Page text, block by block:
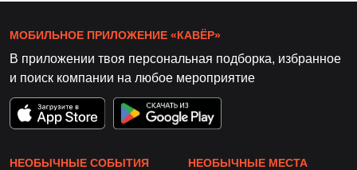
МОБИЛЬНОЕ ПРИЛОЖЕНИЕ «КАВЁР»
В приложении твоя персональная подборка, избранное
и поиск компании на любое мероприятие
НЕОБЫЧНЫЕ СОБЫТИЯ НЕОБЫЧНЫЕ МЕСТА